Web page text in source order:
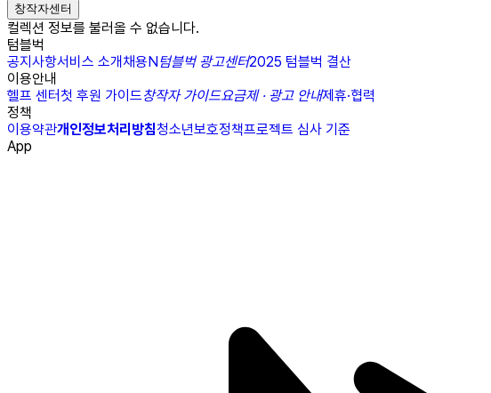
창작자센터
컬렉션 정보를 불러올 수 없습니다.
텀블벅
공지사항서비스 소개채용N텀블벅 광고센터2025 텀블벅 결산
이용안내
헬프 센터첫 후원 가이드창작자 가이드요금제 · 광고 안내제휴·협력
정책
이용약관개인정보처리방침청소년보호정책프로젝트 심사 기준
App